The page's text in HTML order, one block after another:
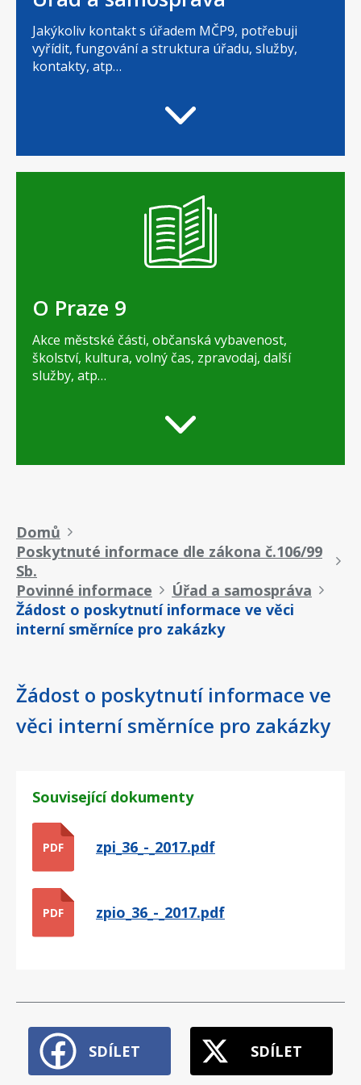
Jakýkoliv kontakt s úřadem MČP9, potřebuji
vyřídit, fungování a struktura úřadu, služby,
kontakty, atp…
O Praze 9
Akce městské části, občanská vybavenost,
školství, kultura, volný čas, zpravodaj, další
služby, atp…
Drobečková
navigace
Domů
Poskytnuté informace dle zákona č.106/99
Sb.
Povinné informace
Úřad a samospráva
Žádost o poskytnutí informace ve věci
interní směrníce pro zakázky
Žádost o poskytnutí informace ve
věci interní směrníce pro zakázky
Související dokumenty
PDF zpi_36_-_2017.pdf
PDF zpio_36_-_2017.pdf
SDÍLET SDÍLET